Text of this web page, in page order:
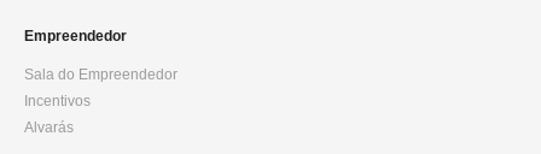
Empreendedor
Sala do Empreendedor
Incentivos
Alvarás